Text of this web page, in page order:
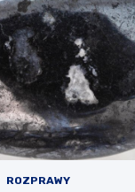
ROZPRAWY